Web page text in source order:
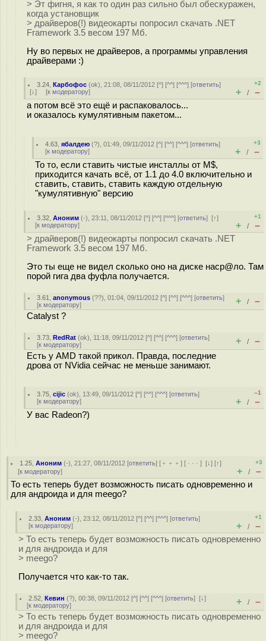
> Эт фигня, я как то один раз сильно был обескуражен,
когда установщик
> драйверов(!) видеокарты попросил скачать .NET
Framework 3.5 весом 197 Мб.
Ну во первых не драйверов, а программы управления
драйверами :)
3.24 ,Карбофос (ok), 21:08, 08/11/2012 [^] [^^] [^^^] [ответить]
[↓] [к модератору]
+2
+ / –
а потом всё это ещё и распаковалось...
и оказалось кумулятивным пакетом...
4.63 ,ябалдею (?), 01:49, 09/11/2012 [^] [^^] [^^^] [ответить]
[к модератору]
+3
+ / –
То то, если ставить чистые инсталлы от M$,
приходится качать всё, от 1.1 до 4.0 включительно и
ставить, ставить, ставить каждую отдельную
"кумулятивную" версию
3.32 ,Аноним (-), 23:11, 08/11/2012 [^] [^^] [^^^] [ответить][↑]
[к модератору]
+1
+ / –
> драйверов(!) видеокарты попросил скачать .NET
Framework 3.5 весом 197 Мб.
Это ты еще не видел сколько оно на диске наср@ло. Там
порой гига два фуфла получается.
3.61 ,anonymous (??), 01:04, 09/11/2012 [^] [^^] [^^^] [ответить]
[к модератору] + / –
Catalyst ?
3.73 ,RedRat (ok), 11:18, 09/11/2012 [^] [^^] [^^^] [ответить]
[к модератору] + / –
Есть у AMD такой прикол. Правда, последние
дрова от NVidia сейчас не меньше занимают.
3.75 ,cijic (ok), 13:49, 09/11/2012 [^] [^^] [^^^] [ответить]
[к модератору]
–1
+ / –
У вас Radeon?)
1.25 ,Аноним (-), 21:27, 08/11/2012 [ответить] [ ﹢﹢﹢] [ · · ·][↓] [↑]
[к модератору]
+3
+ / –
То есть теперь будет возможность писать одновременно и
для андроида и для meego?
2.33 ,Аноним (-), 23:12, 08/11/2012 [^] [^^] [^^^] [ответить]
[к модератору]
+1
+ / –
> То есть теперь будет возможность писать одновременно
и для андроида и для
> meego?
Получается что как-то так.
2.52 ,Кевин (?), 00:38, 09/11/2012 [^] [^^] [^^^] [ответить][↓]
[к модератору] + / –
> То есть теперь будет возможность писать одновременно
и для андроида и для
> meego?